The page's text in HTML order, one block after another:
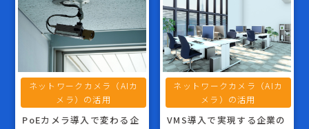
ネットワークカメラ（AIカ
メラ）の活用
PoEカメラ導入で変わる企
ネットワークカメラ（AIカ
メラ）の活用
VMS導入で実現する企業の